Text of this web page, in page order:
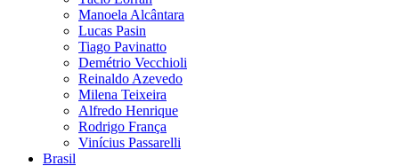
Manoela Alcântara
Lucas Pasin
Tiago Pavinatto
Demétrio Vecchioli
Reinaldo Azevedo
Milena Teixeira
Alfredo Henrique
Rodrigo França
Vinícius Passarelli
Brasil